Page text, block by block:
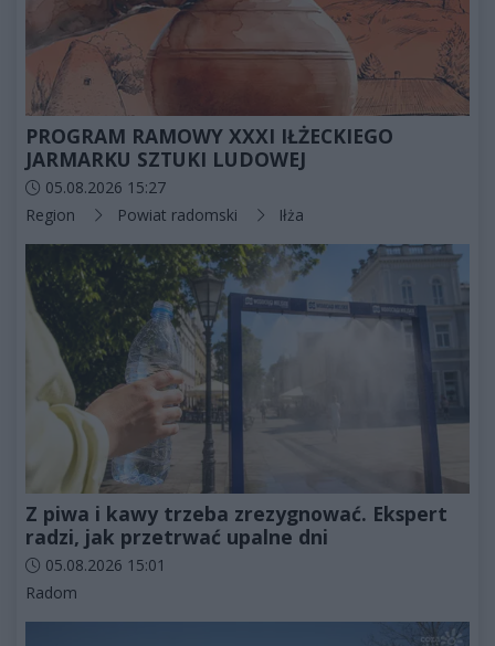
PROGRAM RAMOWY XXXI IŁŻECKIEGO
JARMARKU SZTUKI LUDOWEJ
Data dodania artykułu:
05.08.2026 15:27
Kategorie artykułu:
Region Powiat radomski Iłża
Z piwa i kawy trzeba zrezygnować. Ekspert
radzi, jak przetrwać upalne dni
Data dodania artykułu:
05.08.2026 15:01
Kategorie artykułu:
Radom